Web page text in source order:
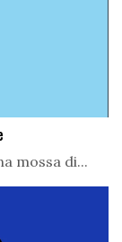
mossa di...